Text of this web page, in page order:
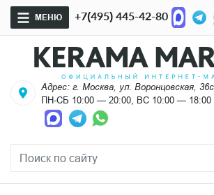
МЕНЮ +7(495) 445-42-80
Адрес: г. Москва, ул. Воронцовская,
ПН-СБ 10:00 — 20:00, ВС 10:00 — 18:00